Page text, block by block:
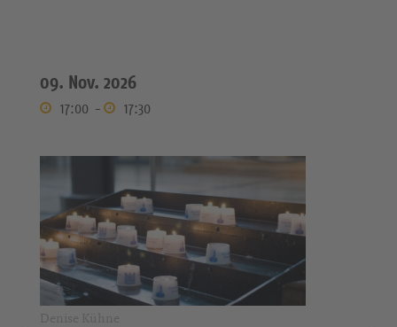
09. Nov. 2026
17:00 - 17:30